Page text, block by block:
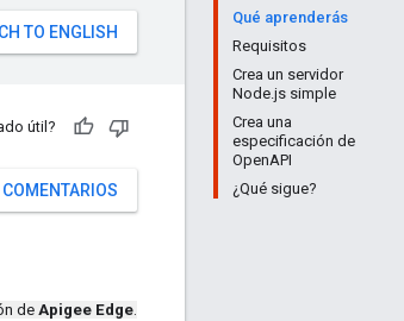
Qué aprenderás
Requisitos
Crea un servidor
Node.js simple
Crea una
especificación de
OpenAPI
¿Qué sigue?
útil?
deApigee Edge.